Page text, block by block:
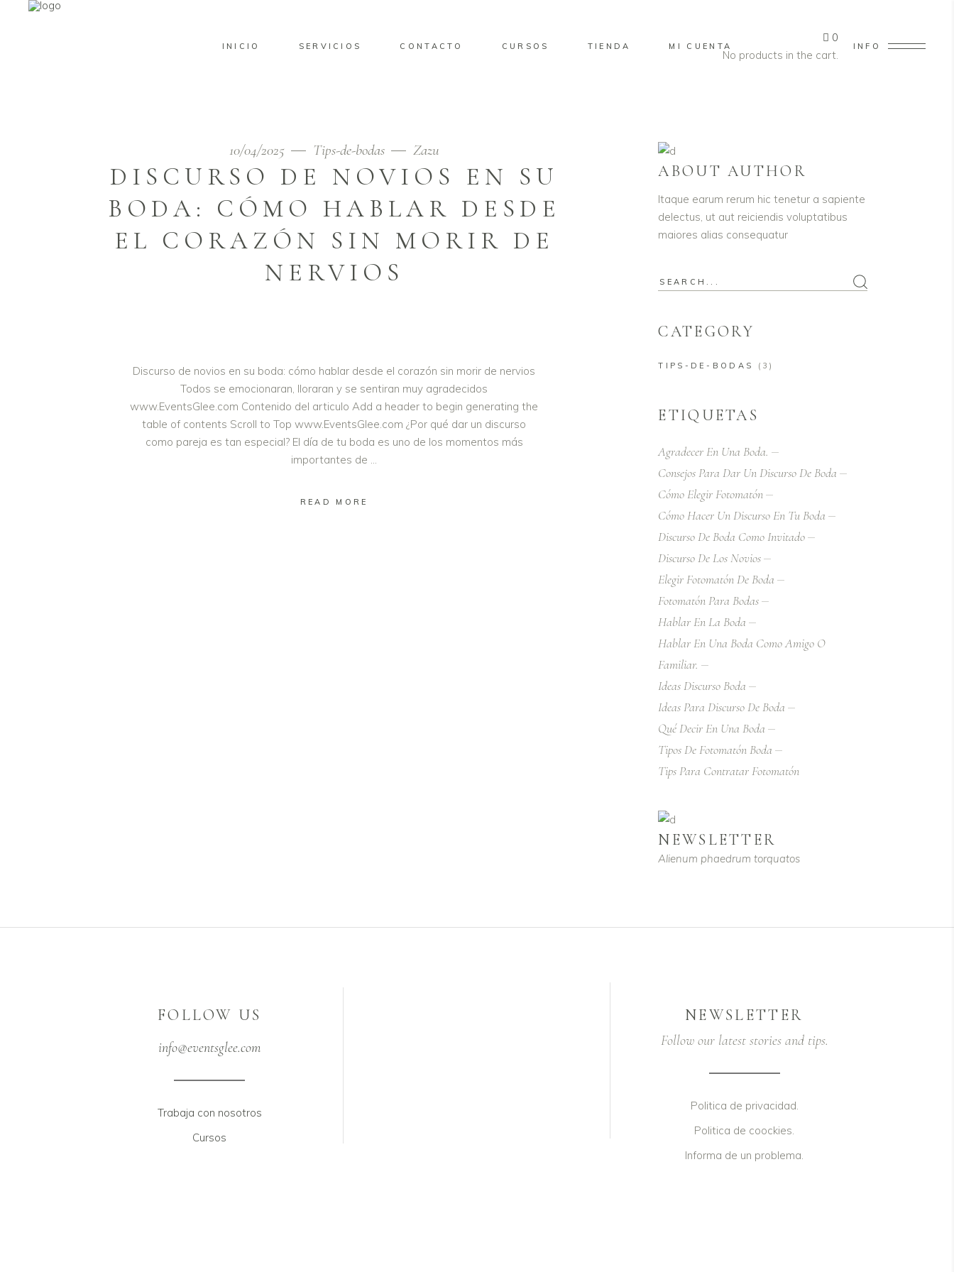
INICIO SERVICIOS CONTACTO CURSOS TIENDA MI CUENTA
0
No products in the cart.
INFO
10/04/2025 Tips-de-bodas Zazu
DISCURSO DE NOVIOS EN SU
BODA: CÓMO HABLAR DESDE
EL CORAZÓN SIN MORIR DE
NERVIOS
Discurso de novios en su boda: cómo hablar desde el corazón sin morir de nervios
Todos se emocionaran, lloraran y se sentiran muy agradecidos
www.EventsGlee.com Contenido del articulo Add a header to begin generating the
table of contents Scroll to Top www.EventsGlee.com ¿Por qué dar un discurso
como pareja es tan especial? El día de tu boda es uno de los momentos más
importantes de
READ MORE
ABOUT AUTHOR
Itaque earum rerum hic tenetur a sapiente
delectus, ut aut reiciendis voluptatibus
maiores alias consequatur
Search
CATEGORY
TIPS-DE-BODAS (3)
ETIQUETAS
Agradecer En Una Boda.
Consejos Para Dar Un Discurso De Boda
Cómo Elegir Fotomatón
Cómo Hacer Un Discurso En Tu Boda
Discurso De Boda Como Invitado
Discurso De Los Novios
Elegir Fotomatón De Boda
Fotomatón Para Bodas
Hablar En La Boda
Hablar En Una Boda Como Amigo O
Familiar.
Ideas Discurso Boda
Ideas Para Discurso De Boda
Qué Decir En Una Boda
Tipos De Fotomatón Boda
Tips Para Contratar Fotomatón
NEWSLETTER
Alienum phaedrum torquatos
FOLLOW US
info@eventsglee.com
Trabaja con nosotros
Cursos
NEWSLETTER
Follow our latest stories and tips.
Politica de privacidad.
Politica de coockies.
Informa de un problema.